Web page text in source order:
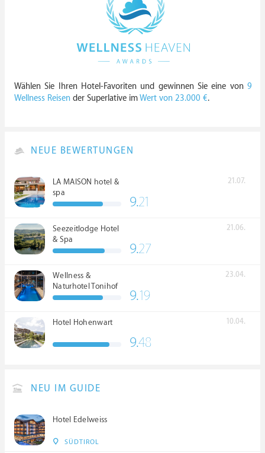
Wählen Sie Ihren Hotel-Favoriten und gewinnen Sie eine von 9
Wellness Reisen der Superlative imWert von 23.000 €.
NEUE BEWERTUNGEN
LA MAISON hotel &
spa
21.07.
9.21
Seezeitlodge Hotel
& Spa
21.06.
9.27
Wellness &
Naturhotel Tonihof
****S
23.04.
9.19
Hotel Hohenwart 10.04.
9.48
NEU IM GUIDE
Hotel Edelweiss
SÜDTIROL